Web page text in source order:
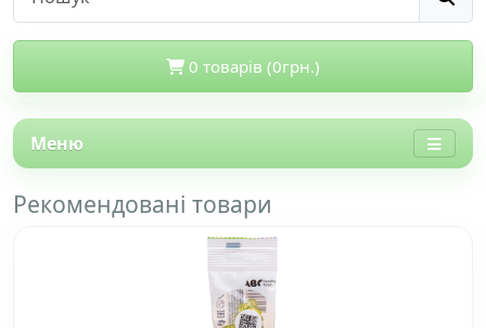
0 товарів (0грн.)
Меню
Рекомендовані товари